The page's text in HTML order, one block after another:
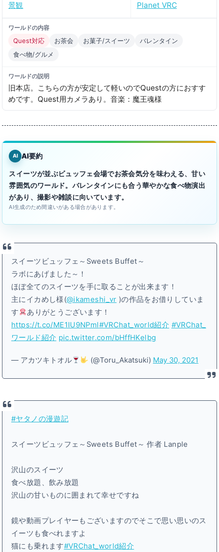
景観 Planet VRC
ワールドの内容
Quest対応 お茶会 お菓子/スイーツ
バレンタイン
食べ物/グルメ
ワールドの説明
旧本店。こちらの方が安定して軽いのでQuestの方におすす
めです。Quest用カメラあり。音楽：魔王魂様
AI AI要約
スイーツが並ぶビュッフェ会場でお茶会気分を味わえる、甘い
雰囲気のワールド。バレンタインにも合う華やかな食べ物演出
があり、撮影や雑談に向いています。
AI生成のため間違いがある場合があります。
スイーツビュッフェ～Sweets Buffet～
ラボにあげました～！
ほぼ全てのスイーツを手に取ることが出来ます！
主にイカめし様(@ikameshi_vr )の作品をお借りしていま
す
ありがとうございます！
https://t.co/ME1IU9NPml#VRChat_world紹介 #VRChat_
ワールド紹介 pic.twitter.com/bHffHKelbg
— アカツキトオル (@Toru_Akatsuki) May 30, 2021
#ヤタノの漫遊記
スイーツビュッフェ～Sweets Buffet～ 作者 Lanple
沢山のスイーツ
食べ放題、飲み放題
沢山の甘いものに囲まれて幸せですね
鏡や動画プレイヤーもございますのでそこで思い思いのス
イーツも食べれますよ
猫にも乗れます#VRChat_world紹介